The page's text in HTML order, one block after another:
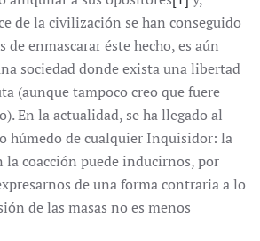
de la civilización se han conseguido
enmascarar éste hecho, es aún
sociedad donde exista una libertad
(aunque tampoco creo que fuere
En la actualidad, se ha llegado al
húmedo de cualquier Inquisidor: la
la coacción puede inducirnos, por
de una forma contraria a lo
de las masas no es menos